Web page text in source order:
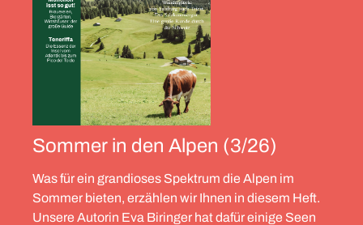
Sommer in den Alpen (3/26)
Was für ein grandioses Spektrum die Alpen im
Sommer bieten, erzählen wir Ihnen in diesem Heft.
Unsere Autorin Eva Biringer hat dafür einige Seen